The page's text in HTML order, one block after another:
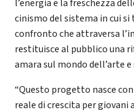
l’energia e la freschezza
cinismo del sistema in cui si
confronto che attraversa
restituisce al pubblico una
amara sul mondo dell’arte
“Questo progetto nasce
reale di crescita per